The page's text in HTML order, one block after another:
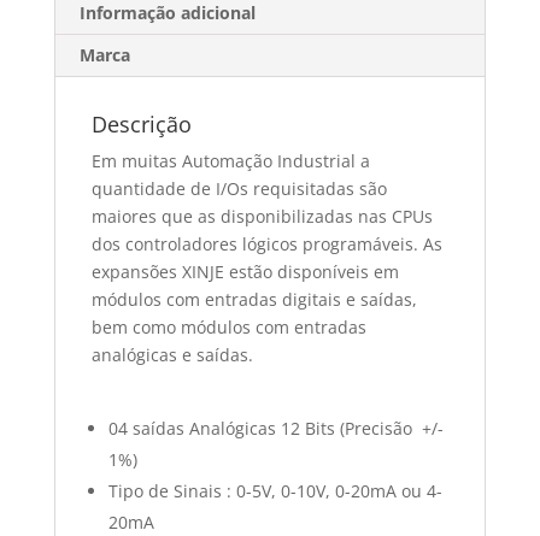
Informação adicional
Marca
Descrição
Em muitas Automação Industrial a
quantidade de I/Os requisitadas são
maiores que as disponibilizadas nas CPUs
dos controladores lógicos programáveis. As
expansões XINJE estão disponíveis em
módulos com entradas digitais e saídas,
bem como módulos com entradas
analógicas e saídas.
04 saídas Analógicas 12 Bits (Precisão +/-
1%)
Tipo de Sinais : 0-5V, 0-10V, 0-20mA ou 4-
20mA